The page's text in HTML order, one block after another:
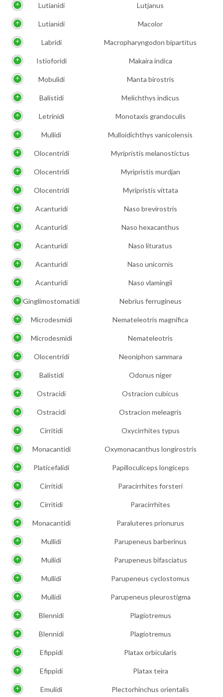
Lutianidi Lutjanus
Lutianidi Macolor
Labridi Macropharyngodon bipartitus
Istioforidi Makaira indica
Mobulidi Manta birostris
Balistidi Melichthys indicus
Letrinidi Monotaxis grandoculis
Mullidi Mulloidichthys vanicolensis
Olocentridi Myripristis melanostictus
Olocentridi Myripristis murdjan
Olocentridi Myripristis vittata
Acanturidi Naso brevirostris
Acanturidi Naso hexacanthus
Acanturidi Naso lituratus
Acanturidi Naso unicornis
Acanturidi Naso vlamingii
Ginglimostomatidi Nebrius ferrugineus
Microdesmidi Nemateleotris magnifica
Microdesmidi Nemateleotris
Olocentridi Neoniphon sammara
Balistidi Odonus niger
Ostracidi Ostracion cubicus
Ostracidi Ostracion meleagris
Cirritidi Oxycirrhites typus
Monacantidi Oxymonacanthus longirostris
Platicefalidi Papilloculiceps longiceps
Cirritidi Paracirrhites forsteri
Cirritidi Paracirrhites
Monacantidi Paraluteres prionurus
Mullidi Parupeneus barberinus
Mullidi Parupeneus bifasciatus
Mullidi Parupeneus cyclostomus
Mullidi Parupeneus pleurostigma
Blennidi Plagiotremus
Blennidi Plagiotremus
Efippidi Platax orbicularis
Efippidi Platax teira
Emulidi Plectorhinchus orientalis